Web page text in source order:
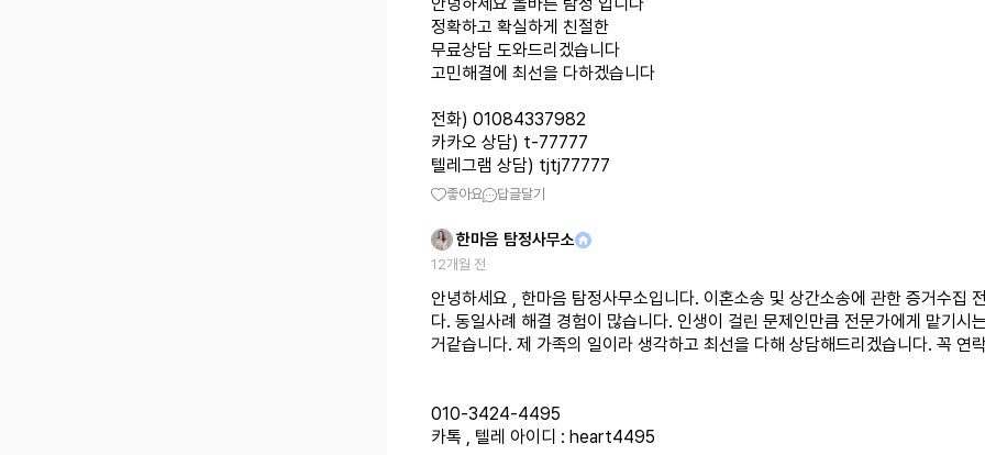
정확하고 확실하게 친절한
무료상담 도와드리겠습니다
고민해결에 최선을 다하겠습니다
전화) 01084337982
카카오 상담) t-77777
텔레그램 상담) tjtj77777
좋아요 답글달기
한마음 탐정사무소
12개월 전
안녕하세요 , 한마음 탐정사무소입니다. 이혼소송 및 상간소송에 관한 증거수집
다. 동일사례 해결 경험이 많습니다. 인생이 걸린 문제인만큼 전문가에게 맡기시
거같습니다. 제 가족의 일이라 생각하고 최선을 다해 상담해드리겠습니다. 꼭 연
010-3424-4495
카톡 , 텔레 아이디 : heart4495